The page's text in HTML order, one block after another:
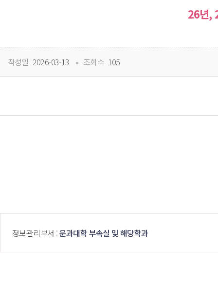
26년,
작성일 2026-03-13 조회수 105
정보관리부서 : 문과대학 부속실 및 해당학과